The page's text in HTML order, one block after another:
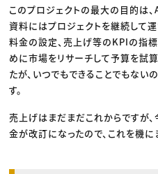
このプロジェクトの最大の目的は
資料にはプロジェクトを継続して
料金の設定、売上げ等のKPIの指標
めに市場をリサーチして予算を試
たが、いつでもできることでもない
す。
売上げはまだまだこれからですが
金が改訂になったので、これを機に